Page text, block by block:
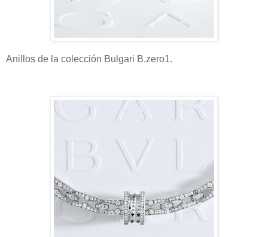
Anillos de la colección Bulgari B.zero1.